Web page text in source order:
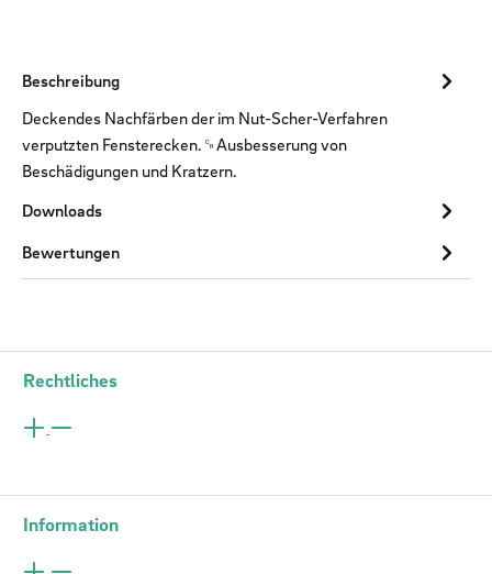
Beschreibung
Deckendes Nachfärben der im Nut-Scher-Verfahren
verputzten Fensterecken.␍Ausbesserung von
Beschädigungen und Kratzern.
Downloads
Bewertungen
Rechtliches
Information